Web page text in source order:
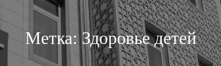
Метка:Здоровье детей